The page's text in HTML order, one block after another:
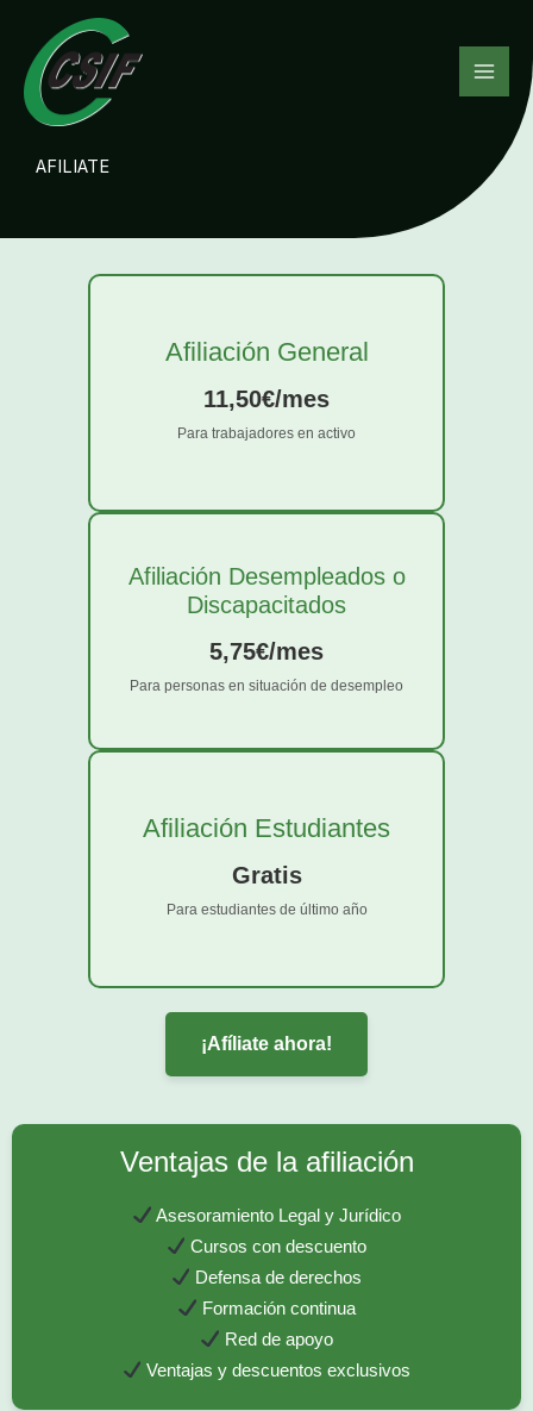
contenido
AFILIATE
Afiliación General
11,50€/mes
Para trabajadores en activo
Afiliación Desempleados o
Discapacitados
5,75€/mes
Para personas en situación de desempleo
Afiliación Estudiantes
Gratis
Para estudiantes de último año
¡Afíliate ahora!
Ventajas de la afiliación
Asesoramiento Legal y Jurídico
Cursos con descuento
Defensa de derechos
Formación continua
Red de apoyo
Ventajas y descuentos exclusivos